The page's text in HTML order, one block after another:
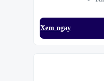
Xem ngay